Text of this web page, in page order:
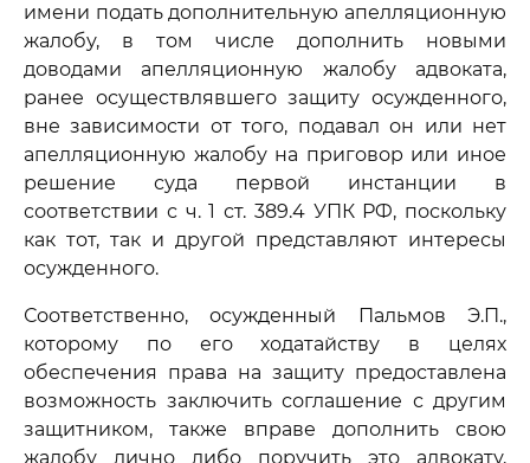
имени подать дополнительную апелляционную
жалобу, в том числе дополнить новыми
доводами апелляционную жалобу адвоката,
ранее осуществлявшего защиту осужденного,
вне зависимости от того, подавал он или нет
апелляционную жалобу на приговор или иное
решение суда первой инстанции в
соответствии с ч. 1 ст. 389.4 УПК РФ, поскольку
как тот, так и другой представляют интересы
осужденного.
Соответственно, осужденный Пальмов Э.П.,
которому по его ходатайству в целях
обеспечения права на защиту предоставлена
возможность заключить соглашение с другим
защитником, также вправе дополнить свою
жалобу лично либо поручить это адвокату,